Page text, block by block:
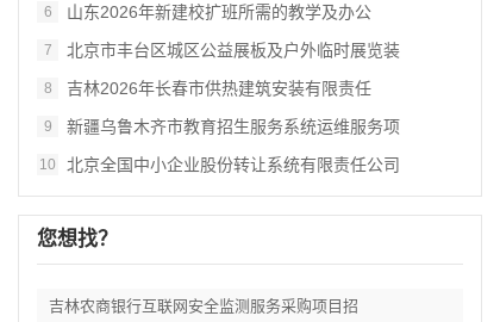
6 山东2026年新建校扩班所需的教学及办公
7 北京市丰台区城区公益展板及户外临时展览装
8 吉林2026年长春市供热建筑安装有限责任
9 新疆乌鲁木齐市教育招生服务系统运维服务项
10 北京全国中小企业股份转让系统有限责任公司
您想找？
吉林农商银行互联网安全监测服务采购项目招